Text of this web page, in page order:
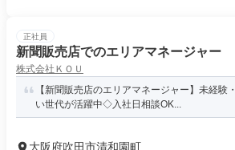
正社員
新聞販売店でのエリアマネージャー
株式会社ＫＯＵ
【新聞販売店のエリアマネージャー】未経
い世代が活躍中◇入社日相談OK...
大阪府吹田市清和園町